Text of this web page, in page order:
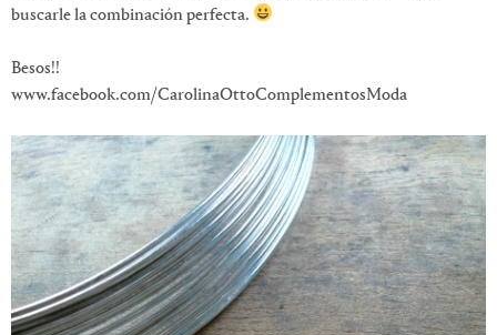
buscarle la combinación perfecta.
Besos!!
www.facebook.com/CarolinaOttoComplementosModa